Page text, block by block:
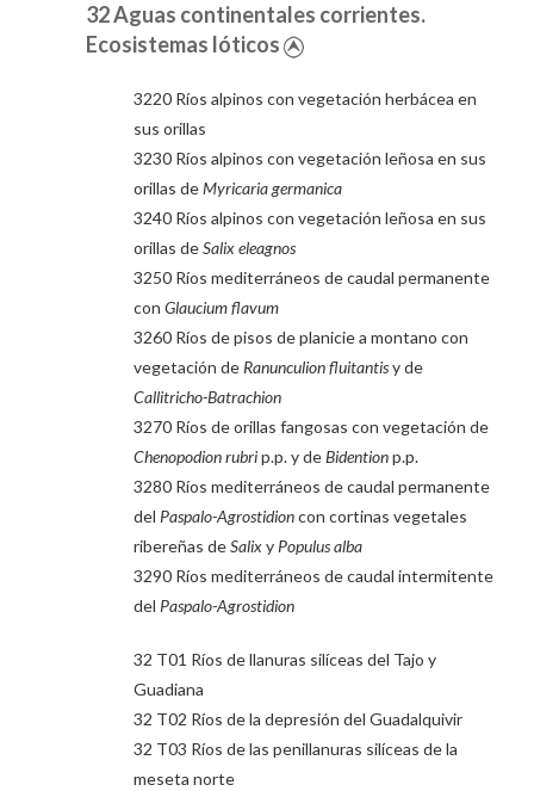
32 Aguas continentales corrientes.
Ecosistemas lóticos
3220 Ríos alpinos con vegetación herbácea en
sus orillas
3230 Ríos alpinos con vegetación leñosa en sus
orillas deMyricaria germanica
3240 Ríos alpinos con vegetación leñosa en sus
orillas deSalix eleagnos
3250 Ríos mediterráneos de caudal permanente
conGlaucium flavum
3260 Ríos de pisos de planicie a montano con
vegetación de Ranunculion fluitantisy de
Callitricho-Batrachion
3270 Ríos de orillas fangosas con vegetación de
Chenopodion rubrip.p. y deBidentionp.p.
3280 Ríos mediterráneos de caudal permanente
del Paspalo-Agrostidioncon cortinas vegetales
ribereñas deSalixy Populus alba
3290 Ríos mediterráneos de caudal intermitente
del Paspalo-Agrostidion
32 T01 Ríos de llanuras silíceas del Tajo y
Guadiana
32 T02 Ríos de la depresión del Guadalquivir
32 T03 Ríos de las penillanuras silíceas de la
meseta norte